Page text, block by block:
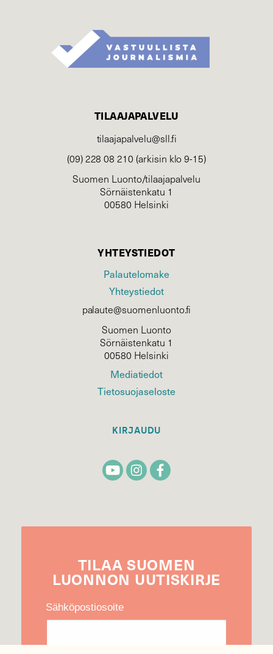
TILAAJAPALVELU
tilaajapalvelu@sll.fi
(09) 228 08 210 (arkisin klo 9-15)
Suomen Luonto/tilaajapalvelu
Sörnäistenkatu 1
00580 Helsinki
YHTEYSTIEDOT
Palautelomake
Yhteystiedot
palaute@suomenluonto.fi
Suomen Luonto
Sörnäistenkatu 1
00580 Helsinki
Mediatiedot
Tietosuojaseloste
KIRJAUDU
TILAA SUOMEN
LUONNON UUTIS­KIRJE
Sähköpostiosoite